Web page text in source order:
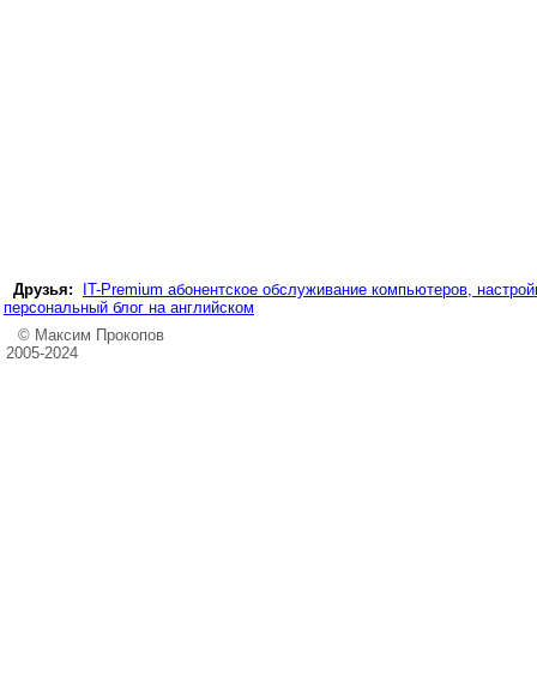
Друзья:
IT-Premium абонентское обслуживание компьютеров,
персональный блог на английском
© Максим Прокопов
2005-2024